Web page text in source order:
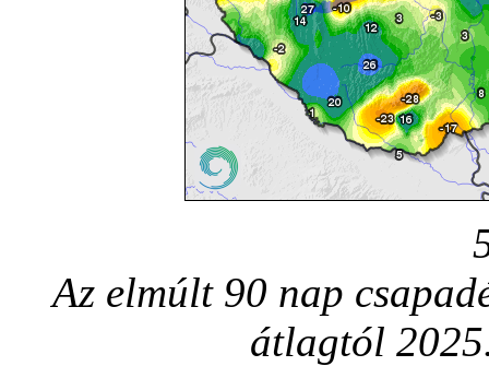
Az elmúlt 90 nap
átlagtól